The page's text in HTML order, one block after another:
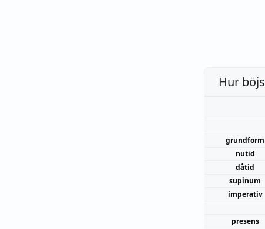
Hur böjs
grundform
nutid
dåtid
supinum
imperativ
presens